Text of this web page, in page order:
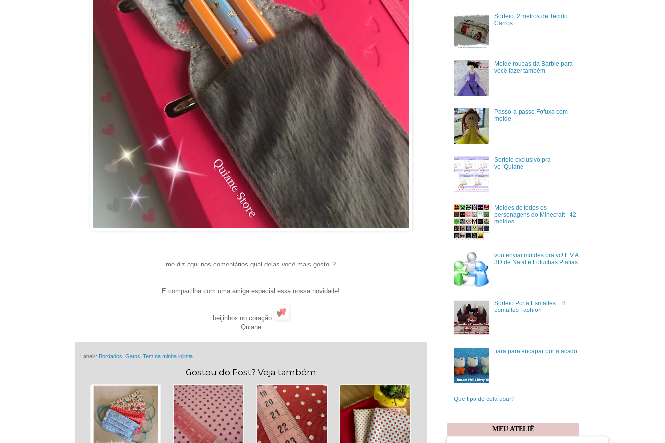
me diz aqui nos comentários qual delas você mais gostou?
E compartilha com uma amiga especial essa nossa novidade!
beijinhos no coração
Quiane
Labels: Bordados Gatos Tem na minha lojinha
Gostou do Post? Veja também:
Sorteio: 2 metros de Tecido
Carros
Molde roupas da Barbie para
você fazer também
Passo-a-passo Fofuxa com
molde
Sorteio exclusivo pra
vc_Quiane
Moldes de todos os
personagens do Minecraft - 42
moldes
vou enviar moldes pra vc! E.V.A
3D de Natal e Fofuchas Planas
Sorteio Porta Esmaltes + 8
esmaltes Fashion
tiara para encapar por atacado
Que tipo de cola usar?
MEU ATELIÊ